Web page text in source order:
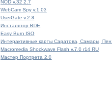
NOD v.32 2.7
WebCam Spy v.1.03
UserGate v.2.8
Инсталятор BDE
Easy Burn ISO
Интерактивные карты Саратова, Самары,
Macromedia Shockwave Flash v.7.0 r14 RU
Мастер Портрета 2.0